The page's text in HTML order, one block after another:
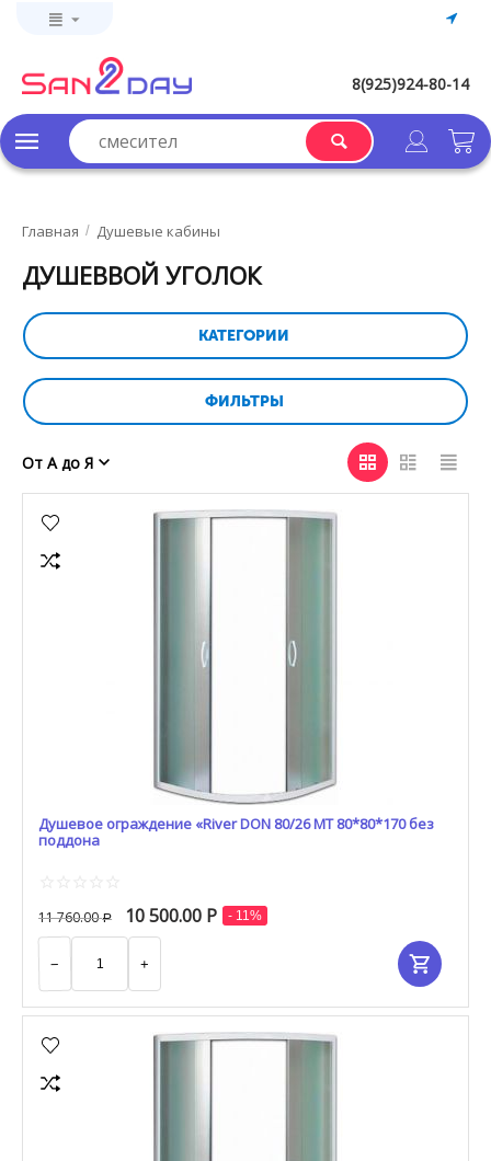
8(925)924-80-14
Главная / Душевые кабины
ДУШЕВВОЙ УГОЛОК
КАТЕГОРИИ
ФИЛЬТРЫ
От А до Я
Душевое ограждение «River DON 80/26 МТ 80*80*170 без
поддона
11 760.00 Р 10 500.00 Р - 11%
+
−